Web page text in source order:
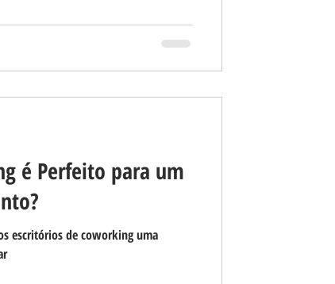
é Perfeito para um
escritórios de coworking uma